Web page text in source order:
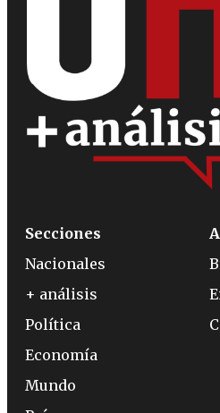
Secciones
Nacionales
+ análisis
Política
Economía
Mundo